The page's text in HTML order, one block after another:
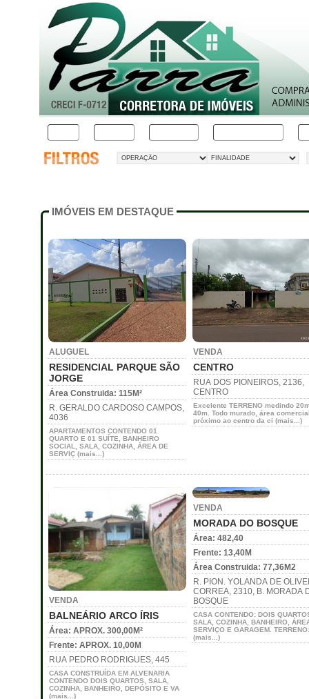
IMÓVEIS EM DESTAQUE
ALUGUEL
RESIDENCIAL PARQUE SÃO
JORGE
Área Construida: 115M²
R. GERALDO CARDOSO CAMPOS,
4036
APARTAMENTOS CONTENDO 01
QUARTO E 01 SUÍTE, BANHEIRO
SOCIAL, SALA, COZINHA, ÁREA DE
SERVIÇ (mais...)
VENDA
CENTRO
RUA DOS PIONEIROS, 2136,
CENTRO
Excelente TERRENO medindo
40m. Todo murado, área
próximo ao centro da ci (mais...)
VENDA
BALNEÁRIO ARCO ÍRIS
Área: APROX. 300,00M²
Frente: APROX. 10,00M
RUA PEDRO RODRIGUES, 445
CASA CONSTRUÍDA EM ALVENARIA
CONTENDO DOIS QUARTOS, SALA,
COZINHA, BANHEIRO, DEPÓSITO E VA
(mais...)
VENDA
MORADA DO BOSQUE
Área: 482,40
Frente: 13,40M
Área Construida: 77,36M2
R. PION. YOLANDA DE
CORREA, 2310, B. MORADA
BOSQUE
CASA CONTENDO: DOIS
SALA, COZINHA, BANHEIRO,
SERVIÇO E GARAGEM. TERRENO:
(mais...)